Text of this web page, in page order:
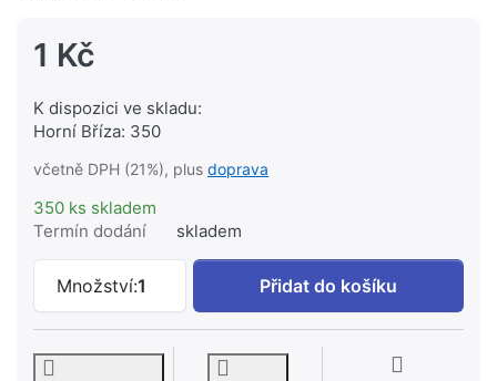
1 Kč
K dispozici ve skladu:
Horní Bříza: 350
včetně DPH (21%), plus doprava
350 ks skladem
Termín dodání
skladem
Množství:1
Podložka vějířová 5 mm
Přidat do košíku